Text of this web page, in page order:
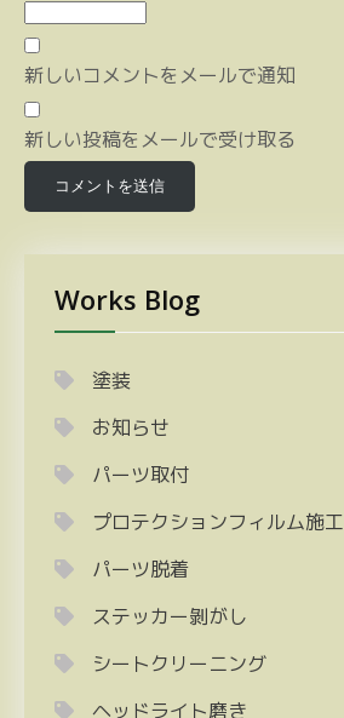
新しいコメントをメールで通知
新しい投稿をメールで受け取る
Works Blog
塗装
お知らせ
パーツ取付
プロテクションフィルム施工
パーツ脱着
ステッカー剝がし
シートクリーニング
ヘッドライト磨き